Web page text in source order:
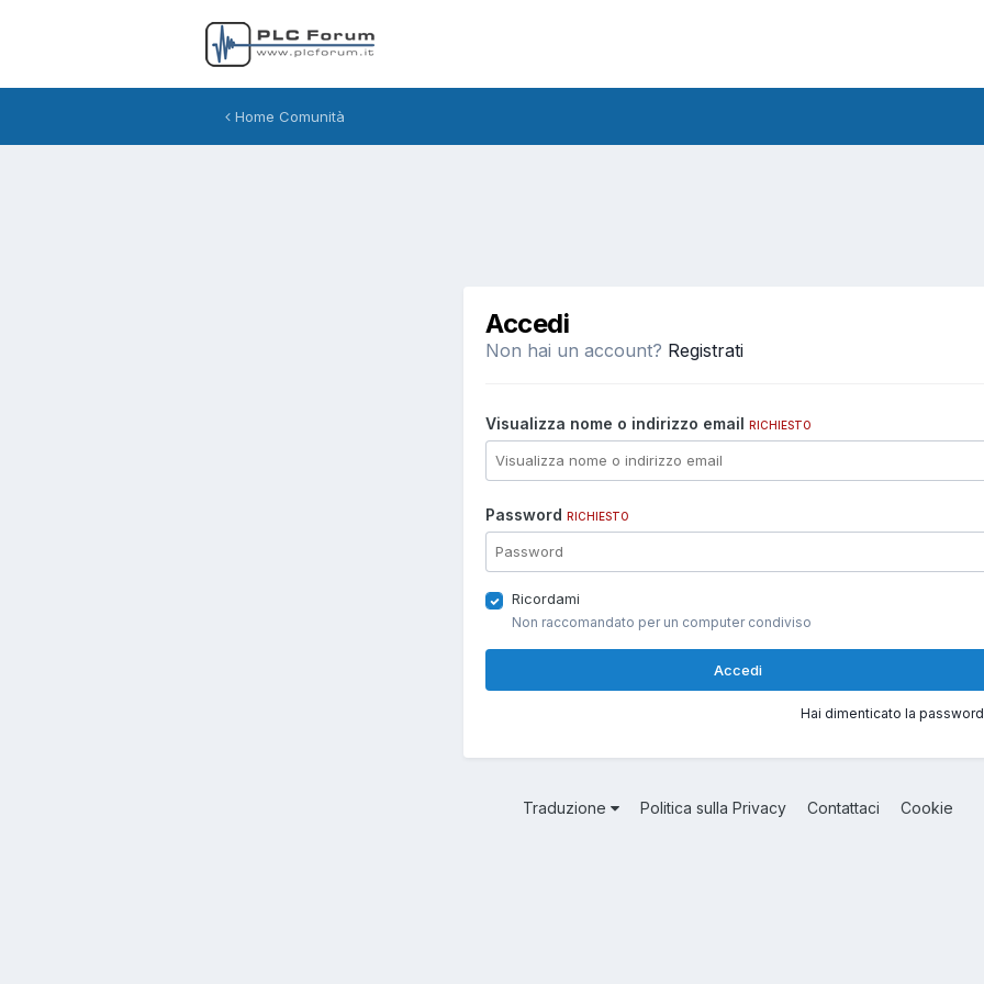
Home Comunità
Accedi
Non hai un account? Registrati
Visualizza nome o indirizzo email RICHIESTO
Password RICHIESTO
Ricordami
Non raccomandato per un computer condiviso
Accedi
Hai dimenticato la
Traduzione Politica sulla Privacy Contattaci Cookie